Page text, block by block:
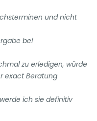
und nicht
bei
zu erledigen, würde
exact Beratung
ich sie definitiv